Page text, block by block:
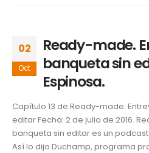
02
Oct
Ready-made.
banqueta sin
Espinosa.
Capítulo 13 de Ready-made.
editar Fecha: 2 de julio de 2016.
banqueta sin editar es un
Así lo dijo Duchamp, programa